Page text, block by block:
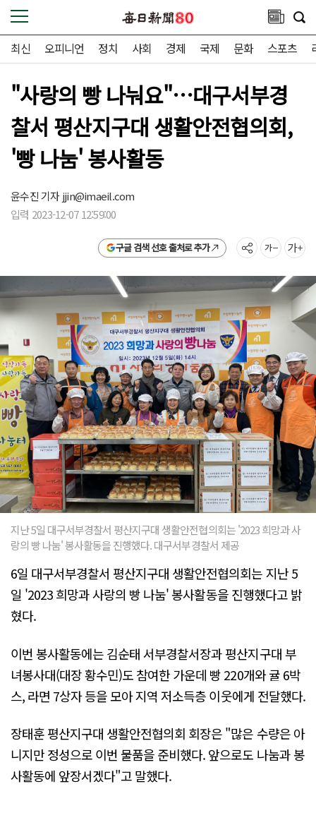
최신 오피니언 정치 사회 경제 국제 문화 스포츠
"사랑의 빵 나눠요"…대구서부경
찰서 평산지구대 생활안전협의회,
'빵 나눔' 봉사활동
윤수진 기자jjin@imaeil.com
입력 2023-12-07 12:59:00
구글 검색 선호 출처로 추가
지난 5일 대구서부경찰서 평산지구대 생활안전협의회는 '2023 희망과 사
랑의 빵 나눔' 봉사활동을 진행했다. 대구서부경찰서 제공
6일 대구서부경찰서 평산지구대 생활안전협의회는 지난 5
일 '2023 희망과 사랑의 빵 나눔' 봉사활동을 진행했다고 밝
혔다.
이번 봉사활동에는 김순태 서부경찰서장과 평산지구대 부
녀봉사대(대장 황수민)도 참여한 가운데 빵 220개와 귤 6박
스, 라면 7상자 등을 모아 지역 저소득층 이웃에게 전달했다.
장태훈 평산지구대 생활안전협의회 회장은 "많은 수량은 아
니지만 정성으로 이번 물품을 준비했다. 앞으로도 나눔과 봉
사활동에 앞장서겠다"고 말했다.